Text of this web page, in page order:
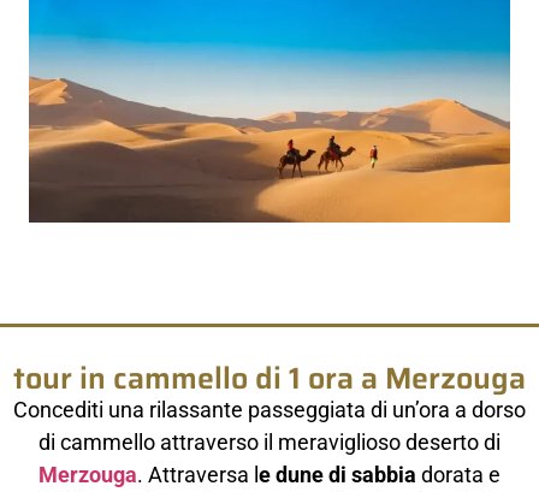
tour in cammello di 1 ora a Merzouga
Concediti una rilassante passeggiata di un’ora a dorso
di cammello attraverso il meraviglioso deserto di
Merzouga. Attraversa le dune di sabbia dorata e